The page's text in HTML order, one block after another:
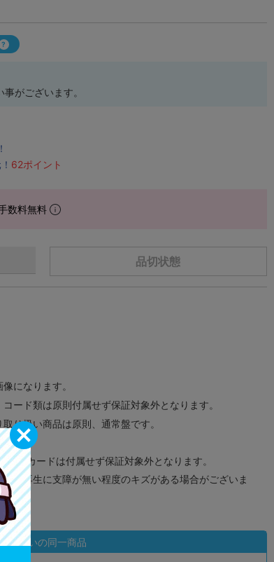
がございます。
62ポイント
数料無料
品切状態
になります。
ード類は原則付属せず保証対象外となります。
り扱い商品は原則、通常盤です。
ます。
ーカードは付属せず保証対象外となります。
て再生に支障が無い程度のキズがある場合がございま
態違いの同一商品